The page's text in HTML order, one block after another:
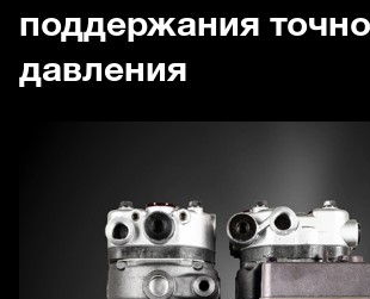
поддержания
давления